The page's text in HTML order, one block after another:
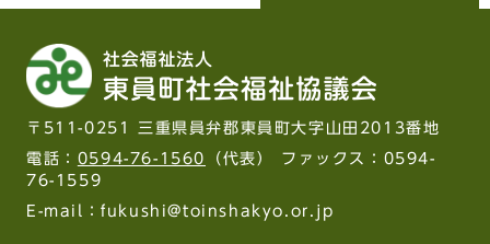
〒511-0251 三重県員弁郡東員町大字山田2013番地
電話： 0594-76-1560
（代表） ファックス：0594-
76-1559
E-mail：fukushi@toinshakyo.or.jp